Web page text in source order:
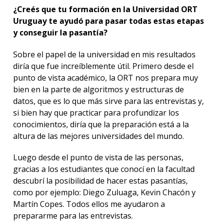
¿Creés que tu formación en la Universidad ORT
Uruguay te ayudó para pasar todas estas etapas
y conseguir la pasantía?
Sobre el papel de la universidad en mis resultados
diría que fue increíblemente útil. Primero desde el
punto de vista académico, la ORT nos prepara muy
bien en la parte de algoritmos y estructuras de
datos, que es lo que más sirve para las entrevistas y,
si bien hay que practicar para profundizar los
conocimientos, diría que la preparación está a la
altura de las mejores universidades del mundo.
Luego desde el punto de vista de las personas,
gracias a los estudiantes que conocí en la facultad
descubrí la posibilidad de hacer estas pasantías,
como por ejemplo: Diego Zuluaga, Kevin Chacón y
Martín Copes. Todos ellos me ayudaron a
prepararme para las entrevistas.